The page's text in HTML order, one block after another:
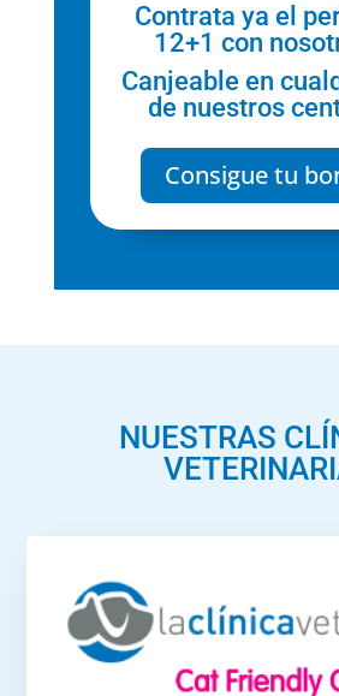
Contrata ya el
12+1 con
Canjeable en
de nuestros
Consigue tu
NUESTRAS
Marroquina
C/Marroquina, 26,
Horario